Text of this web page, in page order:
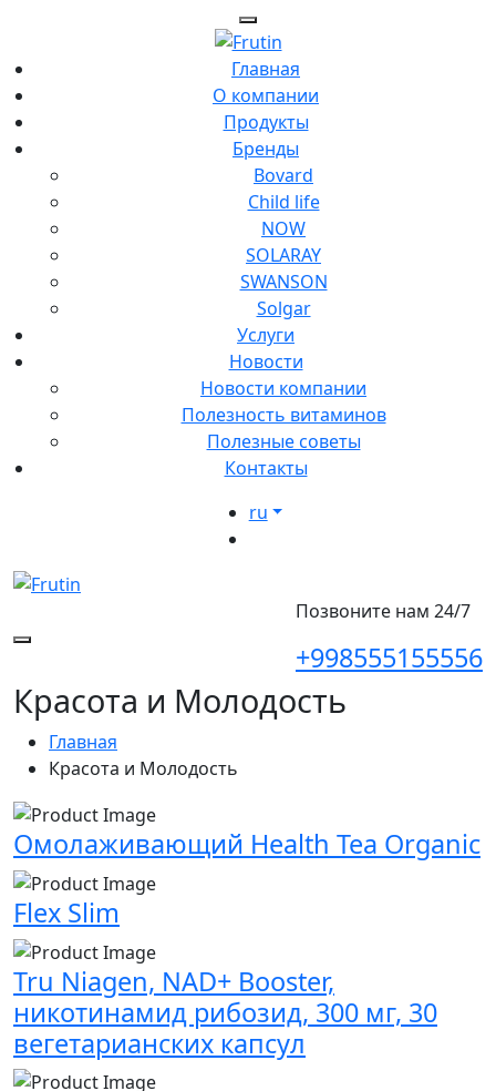
Главная
О компании
Продукты
Бренды
Bovard
Child life
NOW
SOLARAY
SWANSON
Solgar
Услуги
Новости
Новости компании
Полезность витаминов
Полезные советы
Контакты
ru
Позвоните нам 24/7
+998555155556
Красота и Молодость
Главная
Красота и Молодость
Омолаживающий Health Tea Organic
Flex Slim
Tru Niagen, NAD+ Booster,
никотинамид рибозид, 300 мг, 30
вегетарианских капсул